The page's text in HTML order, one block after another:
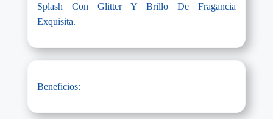
Splash Con Glitter Y Brillo De Fragancia
Exquisita.
Beneficios: